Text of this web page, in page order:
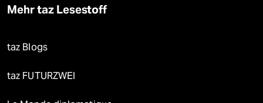
Mehr taz Lesestoff
taz Blogs
taz FUTURZWEI